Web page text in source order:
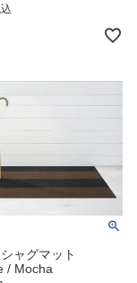
ャグマット
/ Mocha